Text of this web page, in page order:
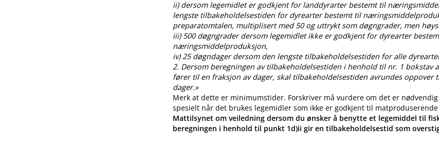
ii) dersom legemidlet er godkjent for landdyrarter bestemt til
lengste tilbakeholdelsestiden for dyrearter bestemt til
preparatomtalen, multiplisert med 50 og uttrykt som døgngrader, men
iii) 500 døgngrader dersom legemidlet ikke er godkjent for dyrearter
næringsmiddelproduksjon,
iv) 25 døgndager dersom den lengste tilbakeholdelsestiden for alle
2. Dersom beregningen av tilbakeholdelsestiden i henhold til nr. 1 bokstav
fører til en fraksjon av dager, skal tilbakeholdelsestiden avrundes oppover
dager.»
Merk at dette er minimumstider. Forskriver må vurdere om det er
spesielt når det brukes legemidler som ikke er godkjent til
Mattilsynet om veiledning dersom du ønsker å benytte et legemiddel til
beregningen i henhold til punkt 1d)ii gir en tilbakeholdelsestid som